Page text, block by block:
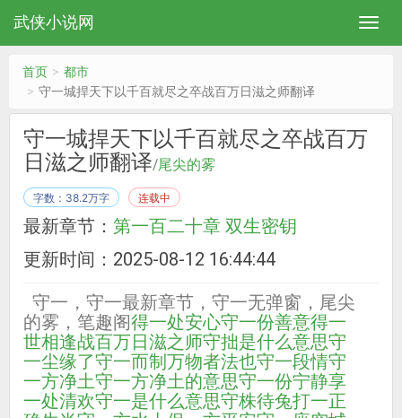
武侠小说网
首页
都市
守一城捍天下以千百就尽之卒战百万日滋之师翻译
守一城捍天下以千百就尽之卒战百万
日滋之师翻译/尾尖的雾
字数：38.2万字 连载中
最新章节： 第一百二十章 双生密钥
更新时间：2025-08-12 16:44:44
守一，守一最新章节，守一无弹窗，尾尖
的雾，笔趣阁得一处安心守一份善意得一
世相逢战百万日滋之师守拙是什么意思守
一尘缘了守一而制万物者法也守一段情守
一方净土守一方净土的意思守一份宁静享
一处清欢守一是什么意思守株待兔打一正